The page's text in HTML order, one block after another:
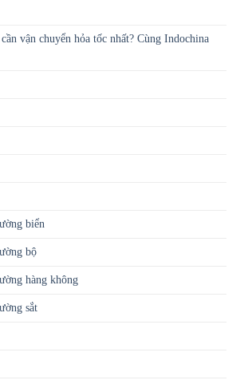
vận chuyển hỏa tốc nhất? Cùng Indochina
biển
bộ
hàng không
sắt